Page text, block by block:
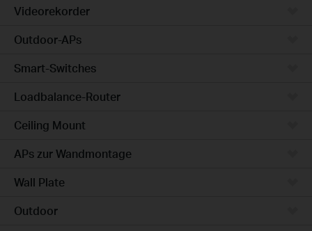
Videorekorder
Outdoor-APs
Smart-Switches
Loadbalance-Router
Ceiling Mount
APs zur Wandmontage
Wall Plate
Outdoor